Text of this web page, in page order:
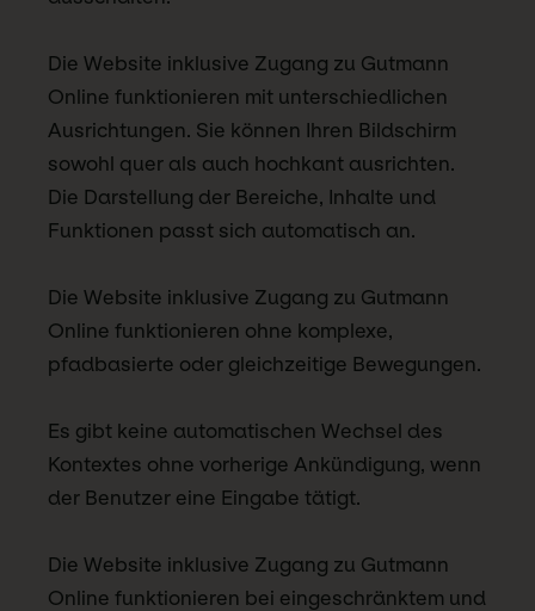
Die Website inklusive Zugang zu Gutmann
Online funktionieren mit unterschiedlichen
Ausrichtungen. Sie können Ihren Bildschirm
sowohl quer als auch hochkant ausrichten.
Die Darstellung der Bereiche, Inhalte und
Funktionen passt sich automatisch an.
Die Website inklusive Zugang zu Gutmann
Online funktionieren ohne komplexe,
pfadbasierte oder gleichzeitige Bewegungen.
Es gibt keine automatischen Wechsel des
Kontextes ohne vorherige Ankündigung, wenn
der Benutzer eine Eingabe tätigt.
Die Website inklusive Zugang zu Gutmann
Online funktionieren bei eingeschränktem und